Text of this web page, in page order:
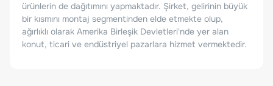
ürünlerin de dağıtımını yapmaktadır. Şirket, gelirinin büyük
bir kısmını montaj segmentinden elde etmekte olup,
ağırlıklı olarak Amerika Birleşik Devletleri'nde yer alan
konut, ticari ve endüstriyel pazarlara hizmet vermektedir.